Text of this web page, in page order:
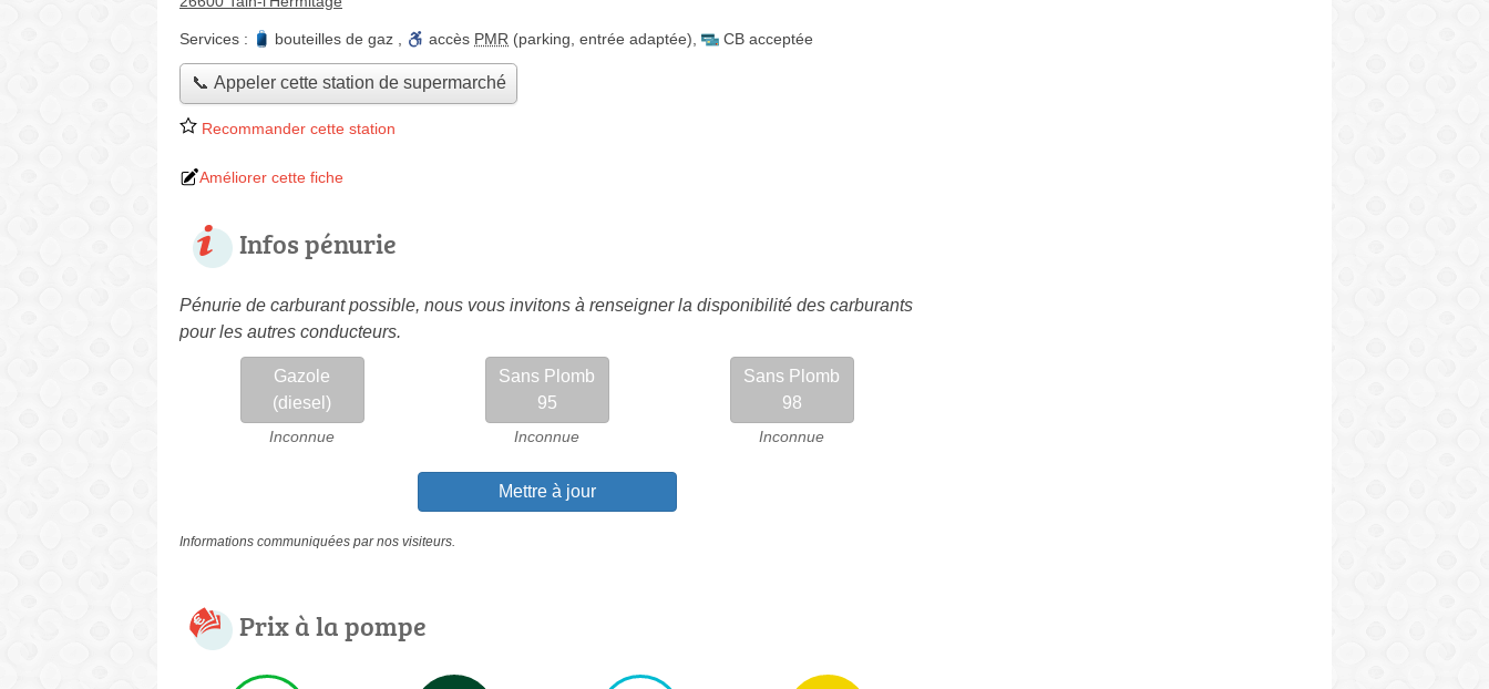
Services : bouteilles de gaz accès PMR (parking, entrée adaptée) CB acceptée
📞 Appeler cette station de supermarché
Recommander cette station
Améliorer cette fiche
Infos pénurie
Pénurie de carburant possible, nous vous invitons à renseigner la disponibilité des carburants
pour les autres conducteurs.
Gazole
(diesel)
Inconnue
Sans Plomb
95
Inconnue
Sans Plomb
98
Inconnue
Mettre à jour
Informations communiquées par nos visiteurs.
Prix à la pompe